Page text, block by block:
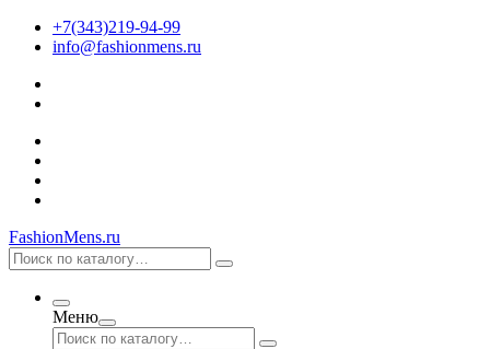
+7(343)219-94-99
info@fashionmens.ru
FashionMens.ru
Меню